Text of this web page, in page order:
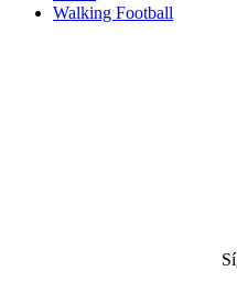
Walking Football